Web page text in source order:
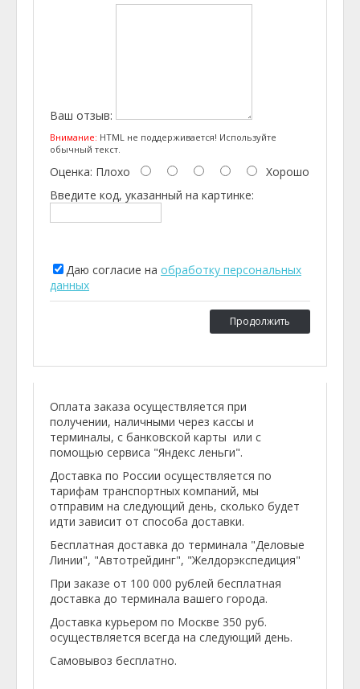
Ваш отзыв:
Внимание: HTML не поддерживается! Используйте
обычный текст.
Оценка: Плохо
Хорошо
Введите код, указанный на картинке:
Даю согласие на обработку персональных
данных
Продолжить
Оплата заказа осуществляется при
получении, наличными через кассы и
терминалы, с банковской карты или с
помощью сервиса "Яндекс леньги".
Доставка по России осуществляется по
тарифам транспортных компаний, мы
отправим на следующий день, сколько будет
идти зависит от способа доставки.
Бесплатная доставка до терминала "Деловые
Линии", "Автотрейдинг", "Желдорэкспедиция"
При заказе от 100 000 рублей бесплатная
доставка до терминала вашего города.
Доставка курьером по Москве 350 руб.
осуществляется всегда на следующий день.
Самовывоз бесплатно.